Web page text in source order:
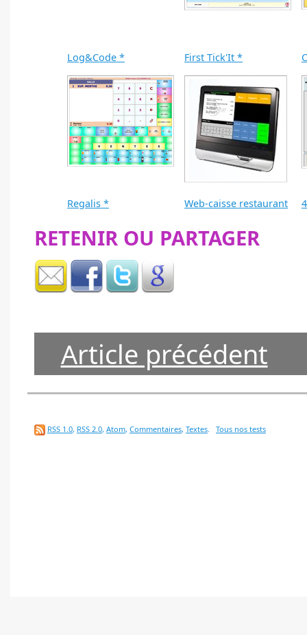
Log&Code * First Tick'It *
Regalis * Web-caisse restaurant
RETENIR OU PARTAGER
Article précédent
RSS 1.0, RSS 2.0, Atom, Commentaires, Textes. Tous nos tests